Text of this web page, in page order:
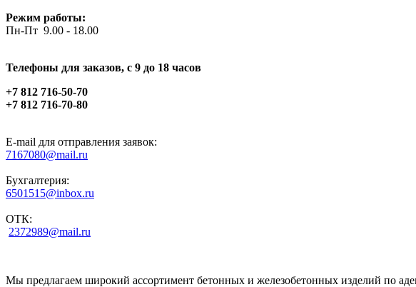
Режим работы:
Пн-Пт 9.00 - 18.00
Телефоны для заказов, c 9 до 18 часов
+7 812 716-50-70
+7 812 716-70-80
E-mail для отправления заявок:
7167080@mail.ru
Бухгалтерия:
6501515@inbox.ru
ОТК:
2372989@mail.ru
Мы предлагаем широкий ассортимент бетонных и железобетонных изделий по